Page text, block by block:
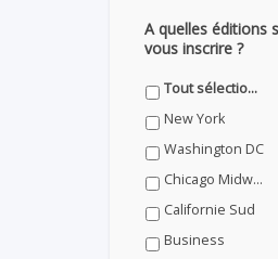
A quelles éditions
vous inscrire ?
Tout sélectionner
New York
Washington DC
Chicago Midwest
Californie Sud
Business